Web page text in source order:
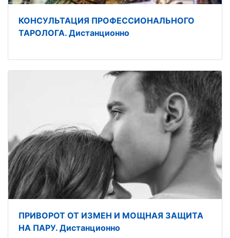
КОНСУЛЬТАЦИЯ ПРОФЕССИОНАЛЬНОГО
ТАРОЛОГА. Дистанционно
ПРИВОРОТ ОТ ИЗМЕН И МОЩНАЯ ЗАЩИТА
НА ПАРУ. Дистанционно